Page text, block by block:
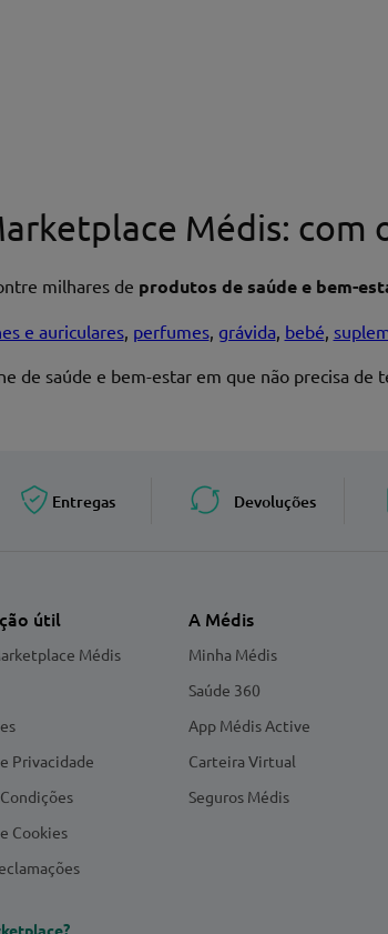
Médis: com
milhares de produtos de saúde e bem-
e auriculares, perfumes, grávida, bebé,
de saúde e bem-estar em que não precisa de
Entregas Devoluções
útil
Médis
Privacidade
Cookies
A Médis
Minha Médis
Saúde 360
App Médis Active
Carteira Virtual
Seguros Médis